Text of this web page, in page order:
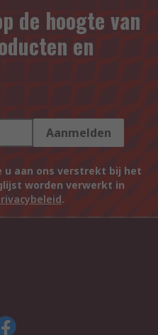
de hoogte van
en
Aanmelden
u aan ons verstrekt bij het
worden verwerkt in
.